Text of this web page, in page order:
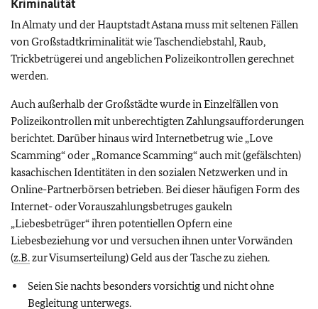
Kriminalität
In Almaty und der Hauptstadt Astana muss mit seltenen Fällen
von Großstadtkriminalität wie Taschendiebstahl, Raub,
Trickbetrügerei und angeblichen Polizeikontrollen gerechnet
werden.
Auch außerhalb der Großstädte wurde in Einzelfällen von
Polizeikontrollen mit unberechtigten Zahlungsaufforderungen
berichtet. Darüber hinaus wird Internetbetrug wie „Love
Scamming“ oder „Romance Scamming“ auch mit (gefälschten)
kasachischen Identitäten in den sozialen Netzwerken und in
Online-Partnerbörsen betrieben. Bei dieser häufigen Form des
Internet- oder Vorauszahlungsbetruges gaukeln
„Liebesbetrüger“ ihren potentiellen Opfern eine
Liebesbeziehung vor und versuchen ihnen unter Vorwänden
(z.B.zur Visumserteilung) Geld aus der Tasche zu ziehen.
Seien Sie nachts besonders vorsichtig und nicht ohne
Begleitung unterwegs.